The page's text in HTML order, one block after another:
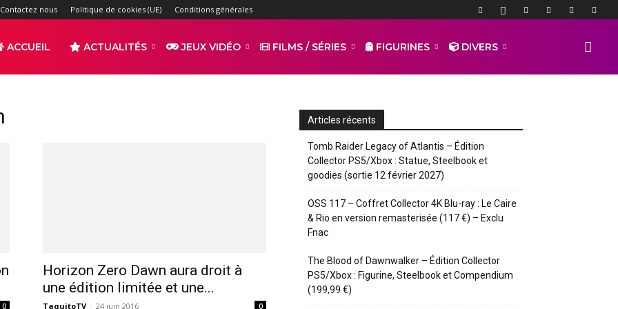
Contactez nous Politique de cookies (UE) Conditions générales
ACCUEIL ACTUALITÉS JEUX VIDÉO FILMS / SÉRIES FIGURINES DIVERS
0
Horizon Zero Dawn aura droit à
une édition limitée et une...
TaquitoTV - 24 juin 2016 0
Articles récents
Tomb Raider Legacy of Atlantis – Édition
Collector PS5/Xbox : Statue, Steelbook et
goodies (sortie 12 février 2027)
OSS 117 – Coffret Collector 4K Blu-ray : Le Caire
& Rio en version remasterisée (117 €) – Exclu
Fnac
The Blood of Dawnwalker – Édition Collector
PS5/Xbox : Figurine, Steelbook et Compendium
(199,99 €)